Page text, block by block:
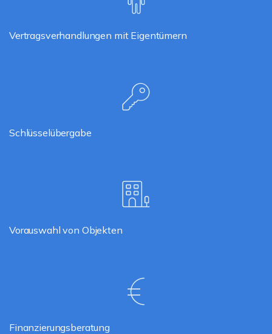
Vertragsverhandlungen mit Eigentümern
Schlüsselübergabe
Vorauswahl von Objekten
Finanzierungsberatung